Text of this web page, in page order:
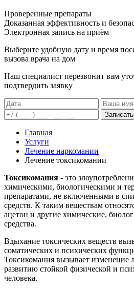
Проверенные препараты
Доказанная эффективность и
Электронная запись на приём
Выберите удобную дату и время
вызова врача на дом
Наш специалист перезвонит вам
подтвердить заявку
Главная
Услуги
Лечение наркомании
Лечение токсикомании
Токсикомания - это
химическими, биологическими и
препаратами, не включенными в
средств. К таким веществам
ацетон и другие химические,
средства.
Вдыхание токсических веществ
соматических и психических
Токсикомания вызывает изменение
развитию стойкой физической и
человека.